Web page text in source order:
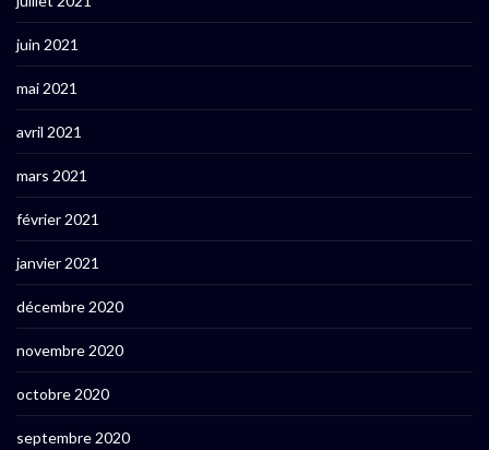
juin 2021
mai 2021
avril 2021
mars 2021
février 2021
janvier 2021
décembre 2020
novembre 2020
octobre 2020
septembre 2020